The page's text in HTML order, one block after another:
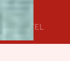
HÔTEL